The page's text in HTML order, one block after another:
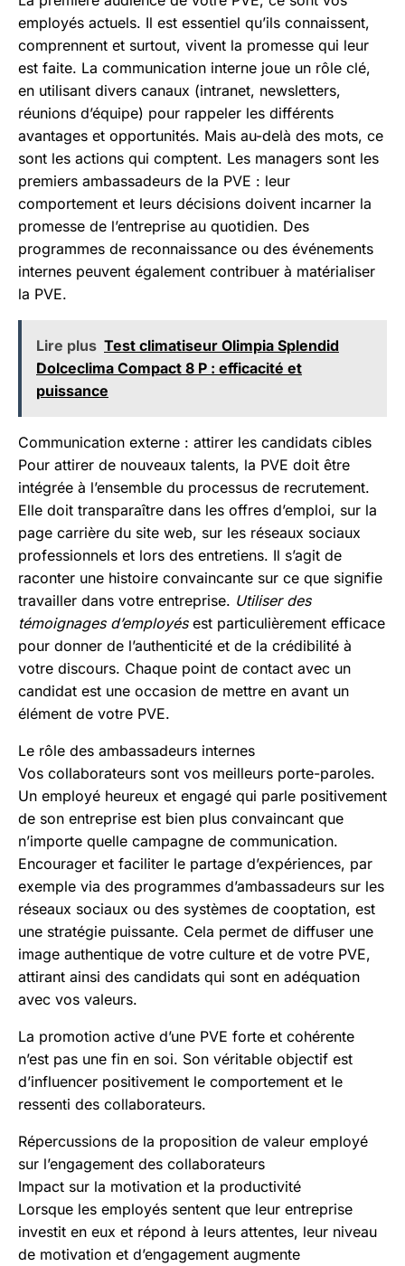
employés actuels. Il est essentiel qu’ils connaissent,
comprennent et surtout, vivent la promesse qui leur
est faite. La communication interne joue un rôle clé,
en utilisant divers canaux (intranet, newsletters,
réunions d’équipe) pour rappeler les différents
avantages et opportunités. Mais au-delà des mots, ce
sont les actions qui comptent. Les managers sont les
premiers ambassadeurs de la PVE : leur
comportement et leurs décisions doivent incarner la
promesse de l’entreprise au quotidien. Des
programmes de reconnaissance ou des événements
internes peuvent également contribuer à matérialiser
la PVE.
Lire plus Test climatiseur Olimpia Splendid
Dolceclima Compact 8 P : efficacité et
puissance
Communication externe : attirer les candidats cibles
Pour attirer de nouveaux talents, la PVE doit être
intégrée à l’ensemble du processus de recrutement.
Elle doit transparaître dans les offres d’emploi, sur la
page carrière du site web, sur les réseaux sociaux
professionnels et lors des entretiens. Il s’agit de
raconter une histoire convaincante sur ce que signifie
travailler dans votre entreprise. Utiliser des
témoignages d’employésest particulièrement efficace
pour donner de l’authenticité et de la crédibilité à
votre discours. Chaque point de contact avec un
candidat est une occasion de mettre en avant un
élément de votre PVE.
Le rôle des ambassadeurs internes
Vos collaborateurs sont vos meilleurs porte-paroles.
Un employé heureux et engagé qui parle positivement
de son entreprise est bien plus convaincant que
n’importe quelle campagne de communication.
Encourager et faciliter le partage d’expériences, par
exemple via des programmes d’ambassadeurs sur les
réseaux sociaux ou des systèmes de cooptation, est
une stratégie puissante. Cela permet de diffuser une
image authentique de votre culture et de votre PVE,
attirant ainsi des candidats qui sont en adéquation
avec vos valeurs.
La promotion active d’une PVE forte et cohérente
n’est pas une fin en soi. Son véritable objectif est
d’influencer positivement le comportement et le
ressenti des collaborateurs.
Répercussions de la proposition de valeur employé
sur l’engagement des collaborateurs
Impact sur la motivation et la productivité
Lorsque les employés sentent que leur entreprise
investit en eux et répond à leurs attentes, leur niveau
de motivation et d’engagement augmente